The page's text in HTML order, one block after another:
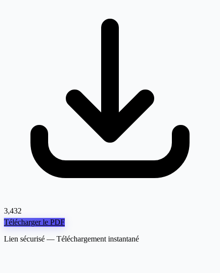
3,432
Télécharger le PDF
Lien sécurisé — Téléchargement instantané